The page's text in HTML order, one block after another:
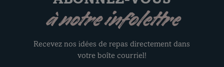
à notre infolettre
Recevez nos idées de repas directement dans
votre boîte courriel!